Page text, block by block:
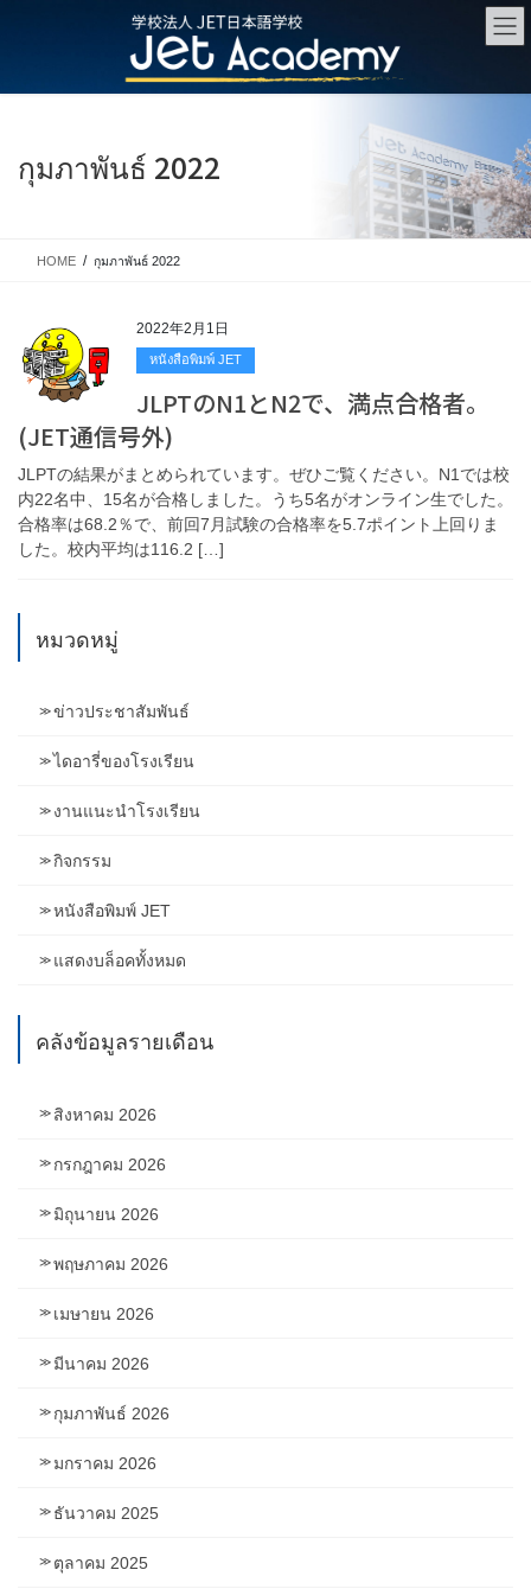
กุมภาพันธ์ 2022
HOME กุมภาพันธ์ 2022
2022年2月1日
หนังสือพิมพ์ JET
JLPTのN1とN2で、満点合格者。
(JET通信号外)
JLPTの結果がまとめられています。ぜひご覧ください。N1では校
内22名中、15名が合格しました。うち5名がオンライン生でした。
合格率は68.2％で、前回7月試験の合格率を5.7ポイント上回りま
した。校内平均は116.2 […]
หมวดหมู่
ข่าวประชาสัมพันธ์
ไดอารี่ของโรงเรียน
งานแนะนำโรงเรียน
กิจกรรม
หนังสือพิมพ์ JET
แสดงบล็อคทั้งหมด
คลังข้อมูลรายเดือน
สิงหาคม 2026
กรกฎาคม 2026
มิถุนายน 2026
พฤษภาคม 2026
เมษายน 2026
มีนาคม 2026
กุมภาพันธ์ 2026
มกราคม 2026
ธันวาคม 2025
ตุลาคม 2025